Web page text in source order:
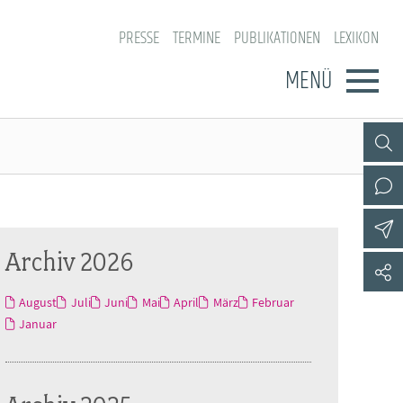
PRESSE TERMINE PUBLIKATIONEN LEXIKON
MENÜ
Archiv 2026
August Juli Juni Mai April März
Februar
Januar